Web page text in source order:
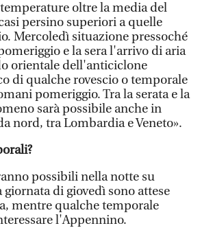
oltre la media del
persino superiori a quelle
Mercoledì situazione pressoché
e la sera l'arrivo di aria
orientale dell'anticiclone
di qualche rovescio o temporale
pomeriggio. Tra la serata e la
sarà possibile anche in
nord, tra Lombardia e Veneto».
possibili nella notte su
di giovedì sono attese
mentre qualche temporale
l'Appennino.